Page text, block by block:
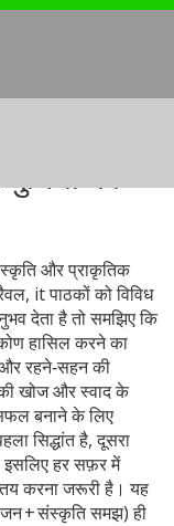
की
और प्राकृतिक
, itपाठकों को विविध
देता हैतो समझिए कि
हासिल करने का
रहने‑सहन की
खोज और स्वाद के
बनाने के लिए
सिद्धांत है, दूसरा
इसलिए हर सफ़र में
करना जरूरी है। यह
+ संस्कृति समझ) ही